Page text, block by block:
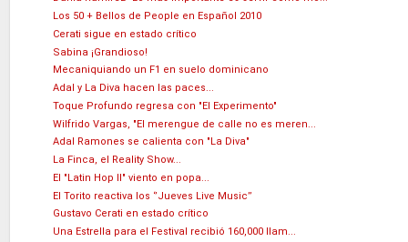
Los 50 + Bellos de People en Español 2010
Cerati sigue en estado crítico
Sabina ¡Grandioso!
Mecaniquiando un F1 en suelo dominicano
Adal y La Diva hacen las paces...
Toque Profundo regresa con "El Experimento"
Wilfrido Vargas, "El merengue de calle no es meren...
Adal Ramones se calienta con "La Diva"
La Finca, el Reality Show...
El "Latin Hop II" viento en popa...
El Torito reactiva los ‘’Jueves Live Music’’
Gustavo Cerati en estado crítico
Una Estrella para el Festival recibió 160,000 llam...